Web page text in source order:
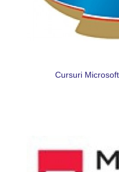
Cursuri